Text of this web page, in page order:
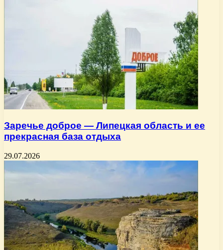
Заречье доброе — Липецкая область и ее
прекрасная база отдыха
29.07.2026